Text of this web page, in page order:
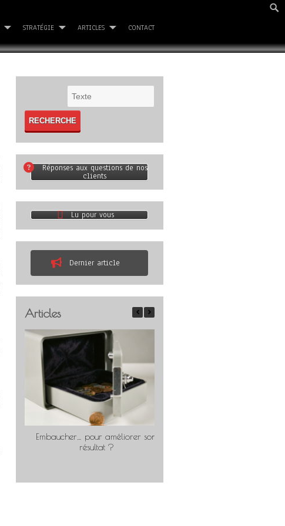
STRATÉGIE ARTICLES CONTACT
Réponses aux questions de nos
clients
Lu pour vous
Dernier article
Articles
Embaucher… pour améliorer son
résultat ?